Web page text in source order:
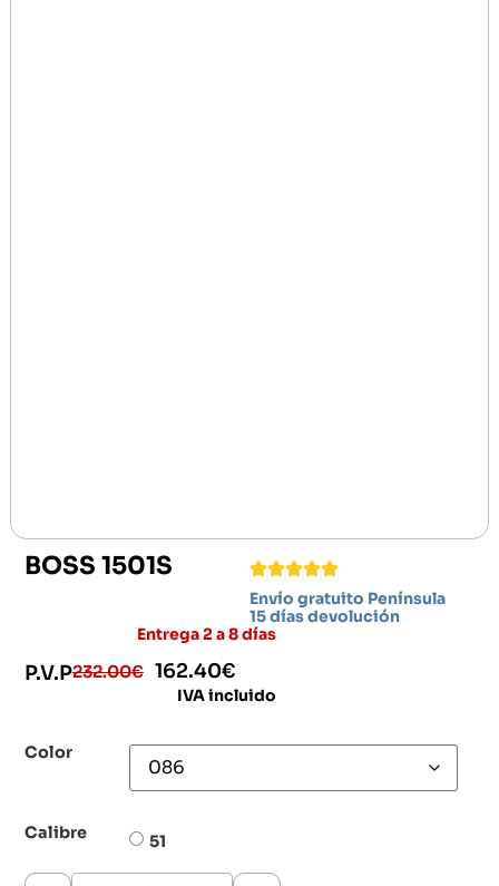
BOSS 1501S
Envío gratuito Península
15 días devolución
Entrega 2 a 8 días
P.V.P232.00€ 162.40€
IVA incluido
Color
Calibre 51